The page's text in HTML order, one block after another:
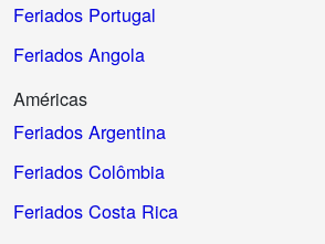
Feriados Portugal
Feriados Angola
Américas
Feriados Argentina
Feriados Colômbia
Feriados Costa Rica